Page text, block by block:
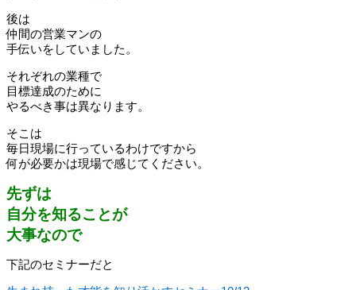
後は
仲間の営業マンの
手伝いをしていました。
それぞれの業種で
目標達成のために
やるべき事は異なります。
そこは
毎日現場に行っているわけですから
何が必要かは現場で感じてください。
先ずは
自分を知ることが
大事なので
下記のセミナーだと